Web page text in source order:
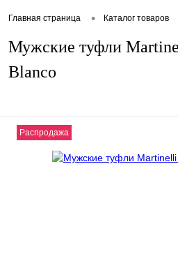
Главная страница • Каталог товаров
Мужские туфли
Blanco
Распродажа